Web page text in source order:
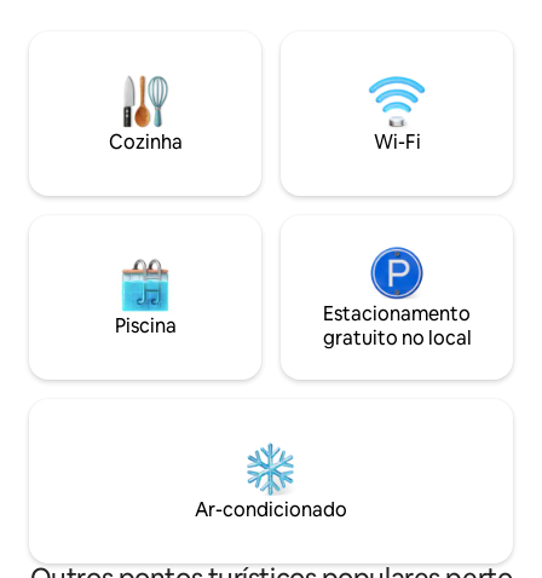
geladeira, lava-louças e cafeteira, além
da comodidade de uma lavadora e
secadora de roupas na própria
acomodação, tornando-a ideal tanto
estadias prolongadas. Aproveite!
apartamentos
oferecem self
atendimento ao
mensagem de
dispositivo móvel.
Cozinha Wi-Fi
Piscina
Estacionamento
gratuito no local
Ar-condicionado